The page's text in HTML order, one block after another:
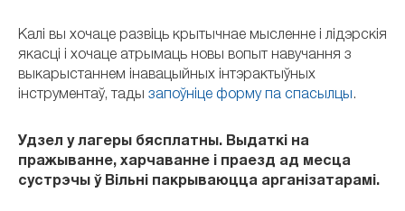
Калі вы хочаце развіць крытычнае мысленне і лідэрскія
якасці і хочаце атрымаць новы вопыт навучання з
выкарыстаннем інавацыйных інтэрактыўных
інструментаў, тады запоўніце форму па спасылцы.
Удзел у лагеры бясплатны. Выдаткі на
пражыванне, харчаванне і праезд ад месца
сустрэчы ў Вільні пакрываюцца арганізатарамі.